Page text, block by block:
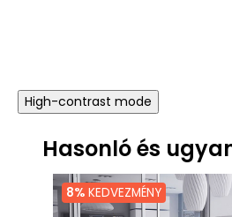
High-contrast mode
Hasonló és
8% KEDVEZMÉNY